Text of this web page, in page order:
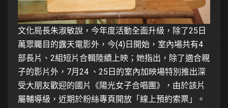
文化局長朱淑敏說，今年度活動全面升級，除了25日
萬眾矚目的露天電影外，今(4)日開始，室內場共有4
部長片、2組短片合輯陸續上映；她指出，除了適合親
子的影片外，7月24 、25日的室內加映場特別推出深
受大朋友歡迎的國片《陽光女子合唱團》，由於該片
屬輔導級，近期於粉絲專頁開放「線上預約索票」。